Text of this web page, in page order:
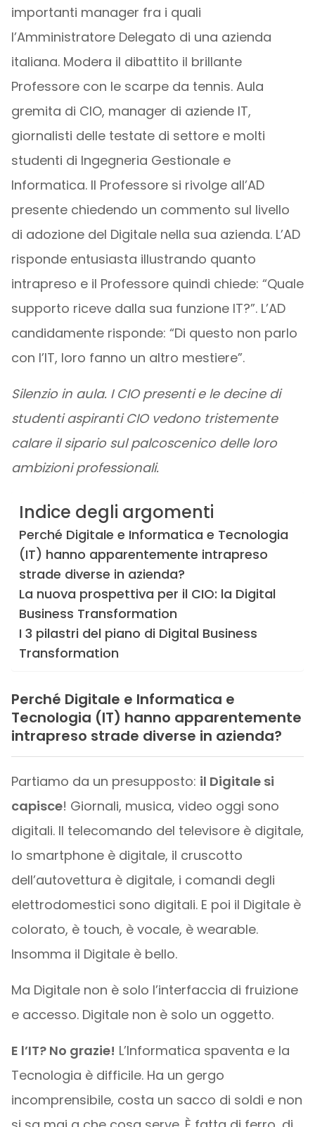
importanti manager fra i quali
l’Amministratore Delegato di una azienda
italiana. Modera il dibattito il brillante
Professore con le scarpe da tennis. Aula
gremita di CIO, manager di aziende IT,
giornalisti delle testate di settore e molti
studenti di Ingegneria Gestionale e
Informatica. Il Professore si rivolge all’AD
presente chiedendo un commento sul livello
di adozione del Digitale nella sua azienda. L’AD
risponde entusiasta illustrando quanto
intrapreso e il Professore quindi chiede: “Quale
supporto riceve dalla sua funzione IT?”. L’AD
candidamente risponde: “Di questo non parlo
con l’IT, loro fanno un altro mestiere”.
Silenzio in aula. I CIO presenti e le decine di
studenti aspiranti CIO vedono tristemente
calare il sipario sul palcoscenico delle loro
ambizioni professionali.
Indice degli argomenti
Perché Digitale e Informatica e Tecnologia
(IT) hanno apparentemente intrapreso
strade diverse in azienda?
La nuova prospettiva per il CIO: la Digital
Business Transformation
I 3 pilastri del piano di Digital Business
Transformation
Perché Digitale e Informatica e
Tecnologia (IT) hanno apparentemente
intrapreso strade diverse in azienda?
Partiamo da un presupposto: il Digitale si
capisce! Giornali, musica, video oggi sono
digitali. Il telecomando del televisore è digitale,
lo smartphone è digitale, il cruscotto
dell’autovettura è digitale, i comandi degli
elettrodomestici sono digitali. E poi il Digitale è
colorato, è touch, è vocale, è wearable.
Insomma il Digitale è bello.
Ma Digitale non è solo l’interfaccia di fruizione
e accesso. Digitale non è solo un oggetto.
E l’IT? No grazie! L’Informatica spaventa e la
Tecnologia è difficile. Ha un gergo
incomprensibile, costa un sacco di soldi e non